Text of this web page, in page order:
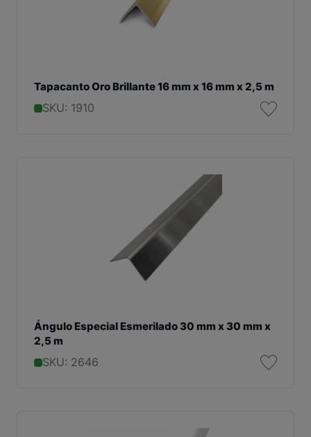
Tapacanto Oro Brillante 16 mm x 16 mm x 2,5 m
SKU: 1910
Ángulo Especial Esmerilado 30 mm x 30 mm x
2,5 m
SKU: 2646